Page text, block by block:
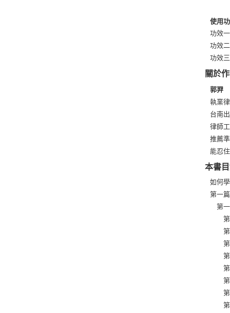
使用
功效
功效
功效
關於
郭羿
執業
台南
律師
推薦
能忍
本書
如何
第一
第
第
第
第
第
第
第
第
第